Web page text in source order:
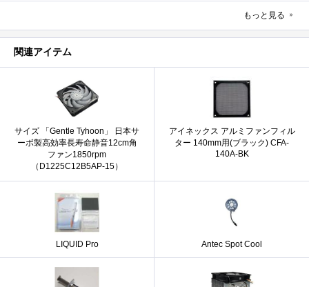
もっと見る
関連アイテム
サイズ 「Gentle Tyhoon」 日本サ
ーボ製高効率長寿命静音12cm角
ファン1850rpm
（D1225C12B5AP-15）
アイネックス アルミファンフィル
ター 140mm用(ブラック) CFA-
140A-BK
LIQUID Pro Antec Spot Cool